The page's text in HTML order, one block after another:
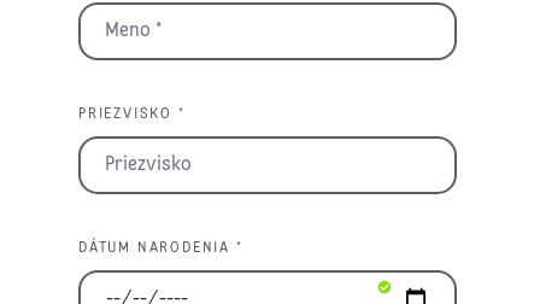
PRIEZVISKO *
DÁTUM NARODENIA *